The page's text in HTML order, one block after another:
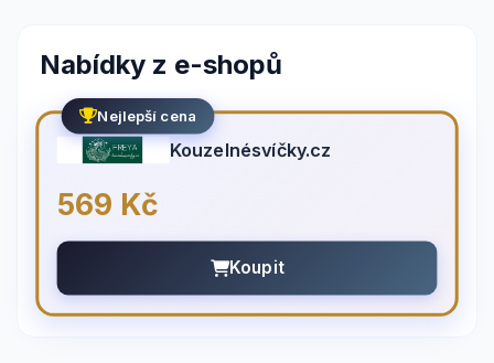
Nabídky z e-shopů
Nejlepší cena
Kouzelnésvíčky.cz
569 Kč
Koupit